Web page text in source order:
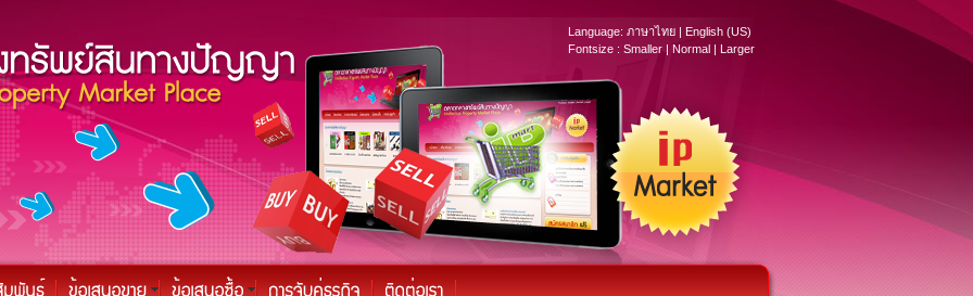
Language: ภาษาไทย | English (US)
Fontsize : Smaller | Normal | Larger